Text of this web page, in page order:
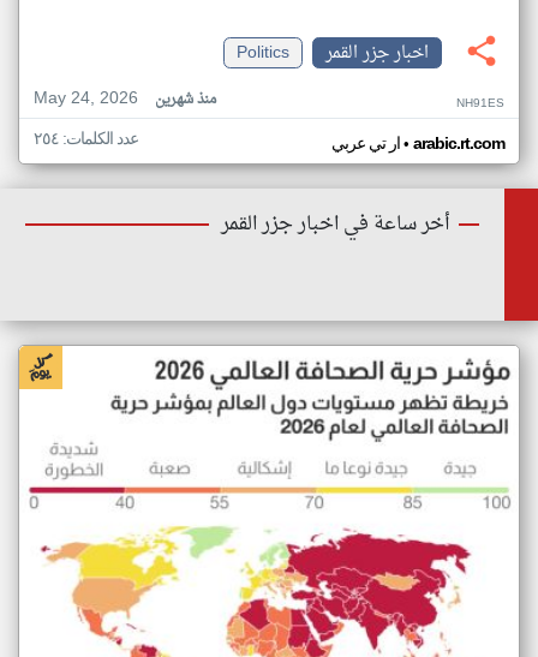
اخبار جزر القمر
Politics
May 24, 2026
منذ شهرين NH91ES
ار تي عربي• arabic.rt.com عدد الكلمات: ٢٥٤
أخر ساعة في اخبار جزر القمر